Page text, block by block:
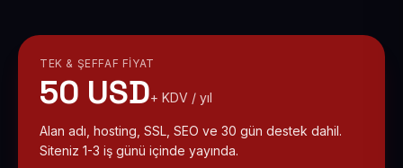
TEK & ŞEFFAF FIYAT
50 USD+ KDV / yıl
Alan adı, hosting, SSL, SEO ve 30 gün destek dahil.
Siteniz 1-3 iş günü içinde yayında.